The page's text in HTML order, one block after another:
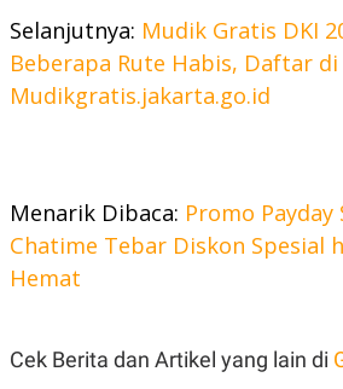
Selanjutnya: Mudik Gratis DKI
Beberapa Rute Habis, Daftar di
Mudikgratis.jakarta.go.id
Menarik Dibaca: Promo
Chatime Tebar Diskon Spesial
Hemat
Cek Berita dan Artikel yang lain di